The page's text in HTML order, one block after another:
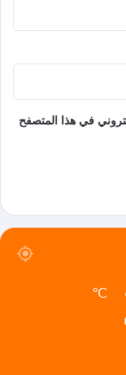
في هذا المتصفح
℃